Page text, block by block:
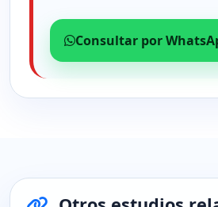
Consultar por